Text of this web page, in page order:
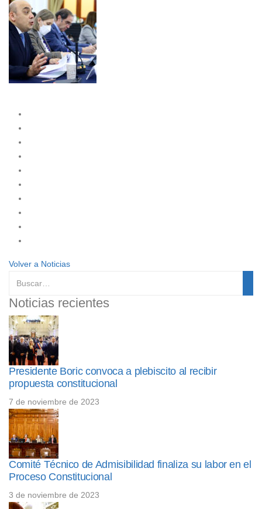
Volver a Noticias
Noticias recientes
Presidente Boric convoca a plebiscito al recibir
propuesta constitucional
7 de noviembre de 2023
Comité Técnico de Admisibilidad finaliza su labor en el
Proceso Constitucional
3 de noviembre de 2023